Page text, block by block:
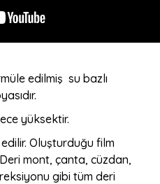
edilmiş su bazlı
yüksektir.
Oluşturduğu film
mont, çanta, cüzdan,
gibi tüm deri